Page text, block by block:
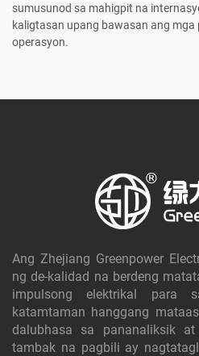
sumusunod sa mahigpit na
kaligtasan upang bawasan ang mga
operasyon.
Ang Zhejiang Greenpower
ng de-kalidad na berdeng
impulsong elektrikal para
katamtaman hanggang
dalubhasa sa pananaliksik
tambak na pagbili ay